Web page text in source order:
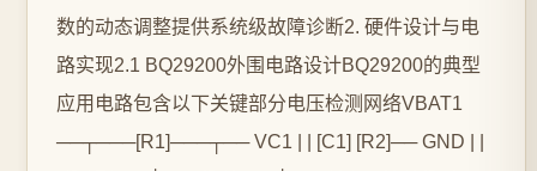
数的动态调整提供系统级故障诊断2. 硬件设计与电
路实现2.1 BQ29200外围电路设计BQ29200的典型
应用电路包含以下关键部分电压检测网络VBAT1
──┬───[R1]───┬── VC1 | | [C1] [R2]── GND | |